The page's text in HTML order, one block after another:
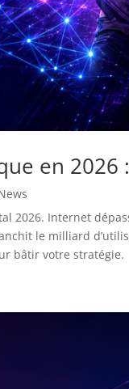
en
2026. Internet
le milliard
bâtir votre stratégie.